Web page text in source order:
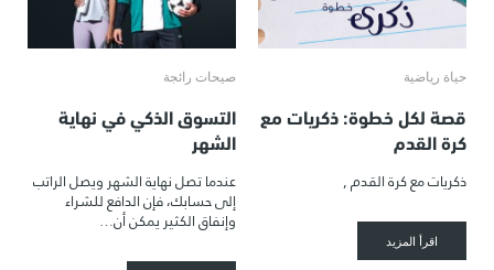
حياة رياضية
قصة لكل خطوة: ذكريات مع
كرة القدم
ذكريات مع كرة القدم ,
اقرأ المزيد
صيحات رائجة
التسوق الذكي في نهاية
الشهر
عندما تصل نهاية الشهر ويصل الراتب
إلى حسابك، فإن الدافع للشراء
وإنفاق الكثير يمكن أن…